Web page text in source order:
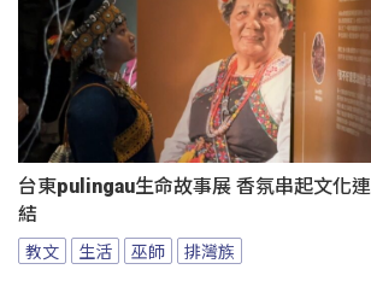
台東pulingau生命故事展 香氛串起文化連
結
教文 生活 巫師 排灣族